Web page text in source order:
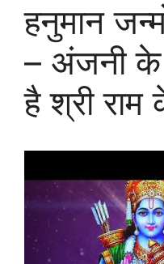
हनुमान
– अंजनी के
है श्री राम